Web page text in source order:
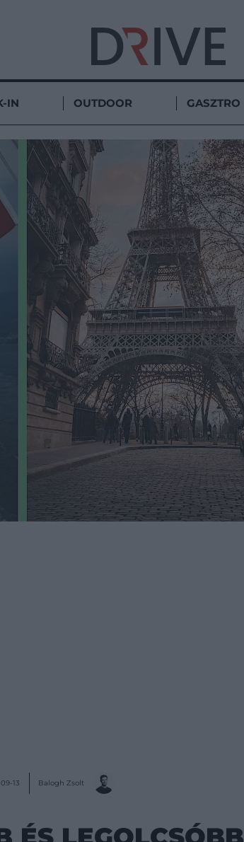
IN OUTDOOR GASZTRO
13 Balogh Zsolt